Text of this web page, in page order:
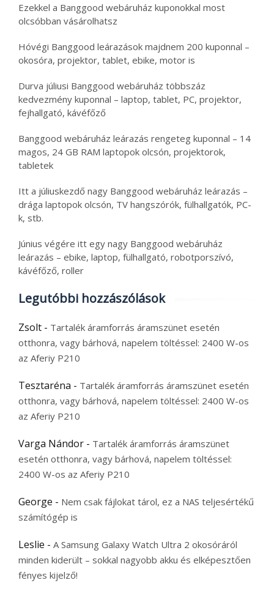
Ezekkel a Banggood webáruház kuponokkal most
olcsóbban vásárolhatsz
Hóvégi Banggood leárazások majdnem 200 kuponnal –
okosóra, projektor, tablet, ebike, motor is
Durva júliusi Banggood webáruház többszáz
kedvezmény kuponnal – laptop, tablet, PC, projektor,
fejhallgató, kávéfőző
Banggood webáruház leárazás rengeteg kuponnal – 14
magos, 24 GB RAM laptopok olcsón, projektorok,
tabletek
Itt a júliuskezdő nagy Banggood webáruház leárazás –
drága laptopok olcsón, TV hangszórók, fülhallgatók, PC-
k, stb.
Június végére itt egy nagy Banggood webáruház
leárazás – ebike, laptop, fülhallgató, robotporszívó,
kávéfőző, roller
Legutóbbi hozzászólások
Zsolt - Tartalék áramforrás áramszünet esetén
otthonra, vagy bárhová, napelem töltéssel: 2400 W-os
az Aferiy P210
Tesztaréna - Tartalék áramforrás áramszünet esetén
otthonra, vagy bárhová, napelem töltéssel: 2400 W-os
az Aferiy P210
Varga Nándor - Tartalék áramforrás áramszünet
esetén otthonra, vagy bárhová, napelem töltéssel:
2400 W-os az Aferiy P210
George - Nem csak fájlokat tárol, ez a NAS teljesértékű
számítógép is
Leslie - A Samsung Galaxy Watch Ultra 2 okosóráról
minden kiderült – sokkal nagyobb akku és elképesztően
fényes kijelző!